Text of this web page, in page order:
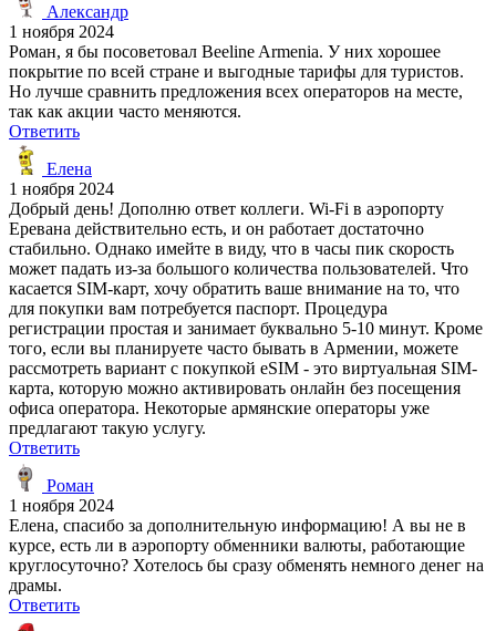
Александр
1 ноября 2024
Роман, я бы посоветовал Beeline Armenia. У них хорошее
покрытие по всей стране и выгодные тарифы для туристов.
Но лучше сравнить предложения всех операторов на месте,
так как акции часто меняются.
Ответить
Елена
1 ноября 2024
Добрый день! Дополню ответ коллеги. Wi-Fi в аэропорту
Еревана действительно есть, и он работает достаточно
стабильно. Однако имейте в виду, что в часы пик скорость
может падать из-за большого количества пользователей. Что
касается SIM-карт, хочу обратить ваше внимание на то, что
для покупки вам потребуется паспорт. Процедура
регистрации простая и занимает буквально 5-10 минут. Кроме
того, если вы планируете часто бывать в Армении, можете
рассмотреть вариант с покупкой eSIM - это виртуальная SIM-
карта, которую можно активировать онлайн без посещения
офиса оператора. Некоторые армянские операторы уже
предлагают такую услугу.
Ответить
Роман
1 ноября 2024
Елена, спасибо за дополнительную информацию! А вы не в
курсе, есть ли в аэропорту обменники валюты, работающие
круглосуточно? Хотелось бы сразу обменять немного денег на
драмы.
Ответить